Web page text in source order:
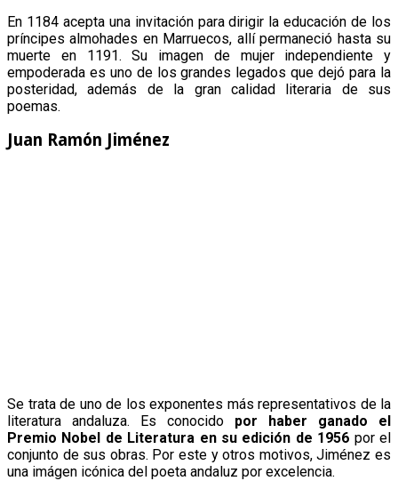
En 1184 acepta una invitación para dirigir la educación de los
príncipes almohades en Marruecos, allí permaneció hasta su
muerte en 1191. Su imagen de mujer independiente y
empoderada es uno de los grandes legados que dejó para la
posteridad, además de la gran calidad literaria de sus
poemas.
Juan Ramón Jiménez
Se trata de uno de los exponentes más representativos de la
literatura andaluza. Es conocido por haber ganado el
Premio Nobel de Literatura en su edición de 1956 por el
conjunto de sus obras. Por este y otros motivos, Jiménez es
una imágen icónica del poeta andaluz por excelencia.